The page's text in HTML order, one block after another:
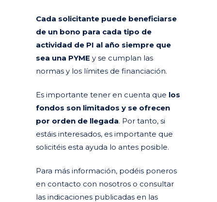
Cada solicitante puede beneficiarse
de un bono para cada tipo de
actividad de PI al año siempre que
sea una PYME y se cumplan las
normas y los límites de financiación.
Es importante tener en cuenta que los
fondos son limitados y se ofrecen
por orden de llegada. Por tanto, si
estáis interesados, es importante que
solicitéis esta ayuda lo antes posible.
Para más información, podéis poneros
en contacto con nosotros o consultar
las indicaciones publicadas en las